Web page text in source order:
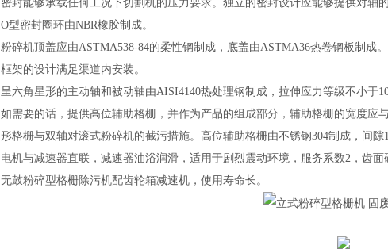
密封能够承载任何工况下切割机的压力要求。独立的密封设计应能够提供对轴
O型密封圈环由NBR橡胶制成。
粉碎机顶盖应由ASTMA538-84的柔性钢制成，底盖由ASTMA36热卷钢板制成。
框架的设计满足渠道内安装。
呈六角星形的主动轴和被动轴由AISI4140热处理钢制成，拉伸应力等级不小于
如需要的话，提供高位辅助格栅，并作为产品的组成部分，辅助格栅的宽度应
形格栅与双轴对滚式粉碎机的截污措施。高位辅助格栅由不锈钢304制成，间隙
电机与减速器直联，减速器油浴润滑，适用于剧烈震动环境，服务系数2 ，齿
无鼓粉碎型格栅除污机配齿轮箱减速机，使用寿命长。